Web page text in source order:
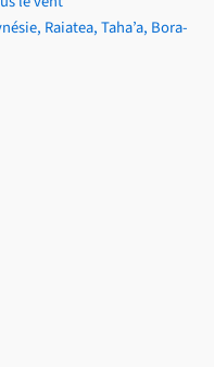
Raiatea, Taha’a, Bora-